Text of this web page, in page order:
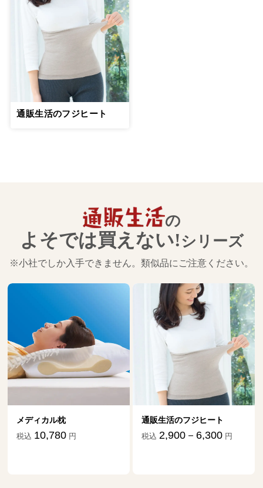
通販生活のフジヒート
の
よそでは買えない!シリーズ
※小社でしか入手できません。類似品にご注意ください。
メディカル枕
税込 10,780 円
通販生活のフジヒート
税込 2,900－6,300 円